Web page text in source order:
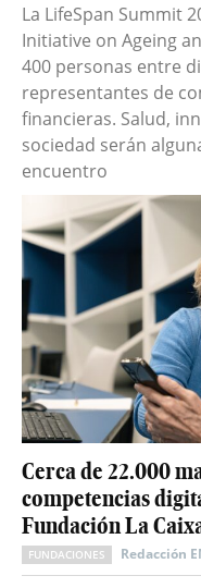
La LifeSpan Summit
Initiative on Ageing
400 personas entre
representantes de
financieras. Salud,
sociedad serán
encuentro
Cerca de 22.000
competencias
Fundación La
FUNDACIONES Redacción